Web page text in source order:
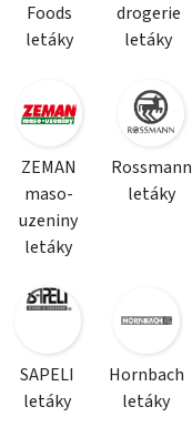
Foods
letáky
drogerie
letáky
ZEMAN
maso-
uzeniny
letáky
Rossmann
letáky
SAPELI
letáky
Hornbach
letáky